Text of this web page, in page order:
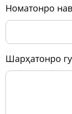
номатонро
шарҳатонро